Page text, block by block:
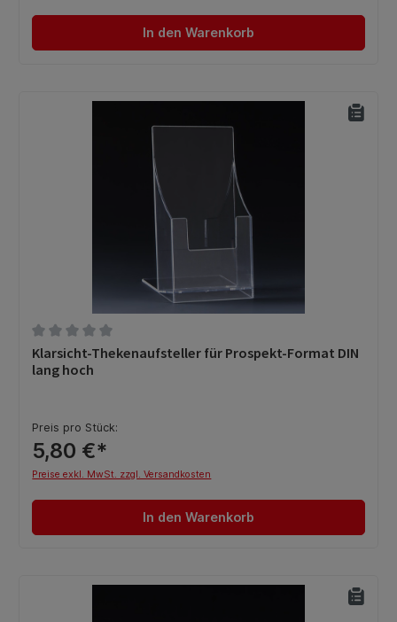
In den Warenkorb
Durchschnittliche Bewertung von 0 von 5 Sternen
Klarsicht-Thekenaufsteller für Prospekt-Format DIN
lang hoch
Preis pro Stück:
5,80 €*
Preise exkl. MwSt. zzgl. Versandkosten
In den Warenkorb